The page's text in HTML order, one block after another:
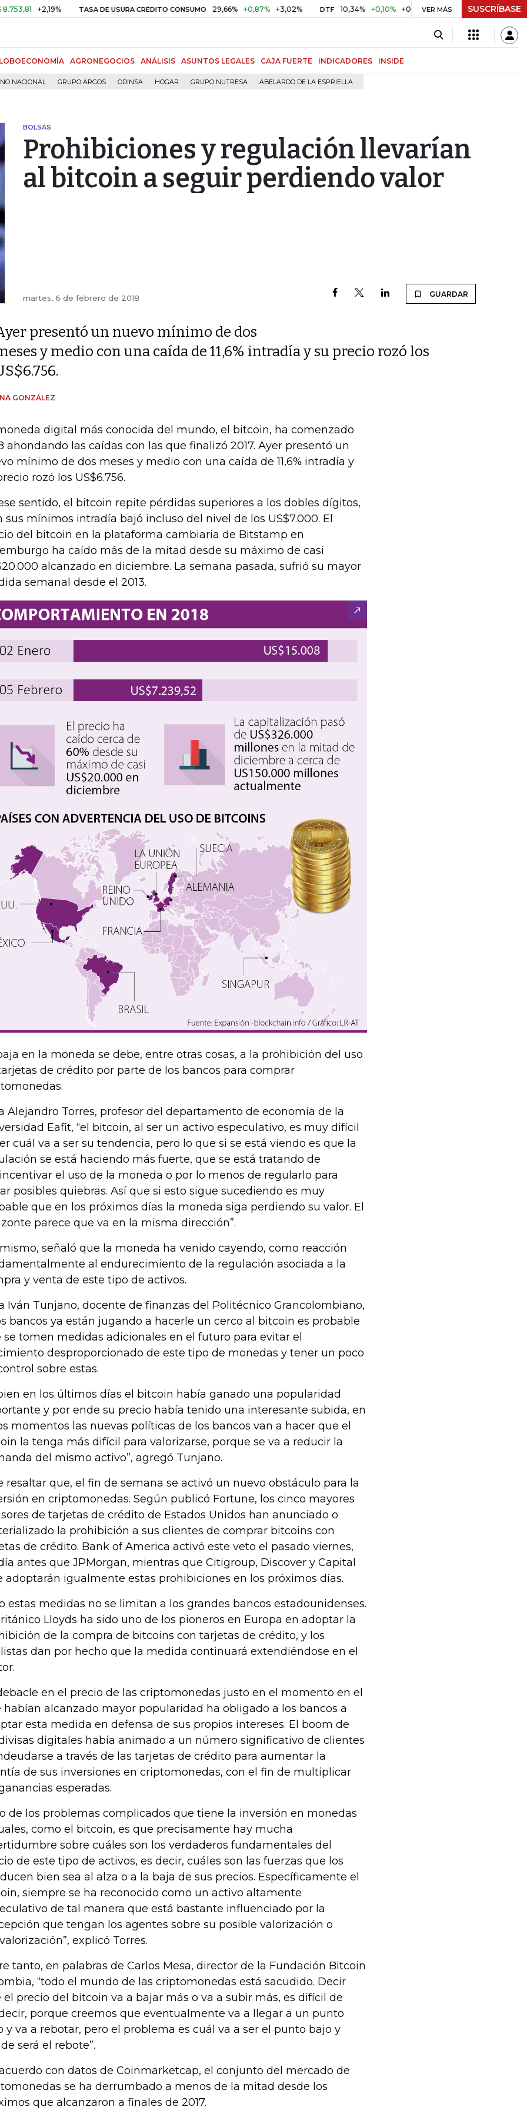
+2,19% TASA DE USURA CRÉDITO CONSUMO 29,66% +0,87% +3,02% DTF 10,34% +0,10% +0,98% UVR $ 416,96 +$ 0,05 +0,01%
VER MÁS SUSCRÍBASE
AGRONEGOCIOS ANÁLISIS ASUNTOS LEGALES CAJA FUERTE INDICADORES INSIDE
NACIONAL GRUPO ARGOS ODINSA HOGAR GRUPO NUTRESA ABELARDO DE LA ESPRIELLA
BOLSAS
Prohibiciones y regulación llevarían
al bitcoin a seguir perdiendo valor
martes, 6 de febrero de 2018 GUARDAR
presentó un nuevo mínimo de dos
y medio con una caída de 11,6% intradía y su precio rozó los
GONZÁLEZ
digital más conocida del mundo, el bitcoin, ha comenzado
ahondando las caídas con las que finalizó 2017. Ayer presentó un
mínimo de dos meses y medio con una caída de 11,6% intradía y
rozó los US$6.756.
sentido, el bitcoin repite pérdidas superiores a los dobles dígitos,
sus mínimos intradía bajó incluso del nivel de los US$7.000. El
del bitcoin en la plataforma cambiaria de Bitstamp en
ha caído más de la mitad desde su máximo de casi
alcanzado en diciembre. La semana pasada, sufrió su mayor
semanal desde el 2013.
en la moneda se debe, entre otras cosas, a la prohibición del uso
de crédito por parte de los bancos para comprar
Alejandro Torres, profesor del departamento de economía de la
Eafit, “el bitcoin, al ser un activo especulativo, es muy difícil
cuál va a ser su tendencia, pero lo que si se está viendo es que la
se está haciendo más fuerte, que se está tratando de
el uso de la moneda o por lo menos de regularlo para
posibles quiebras. Así que si esto sigue sucediendo es muy
que en los próximos días la moneda siga perdiendo su valor. El
parece que va en la misma dirección”.
señaló que la moneda ha venido cayendo, como reacción
al endurecimiento de la regulación asociada a la
y venta de este tipo de activos.
Iván Tunjano, docente de finanzas del Politécnico Grancolombiano,
bancos ya están jugando a hacerle un cerco al bitcoin es probable
se tomen medidas adicionales en el futuro para evitar el
desproporcionado de este tipo de monedas y tener un poco
sobre estas.
en los últimos días el bitcoin había ganado una popularidad
y por ende su precio había tenido una interesante subida, en
momentos las nuevas políticas de los bancos van a hacer que el
la tenga más difícil para valorizarse, porque se va a reducir la
del mismo activo”, agregó Tunjano.
resaltar que, el fin de semana se activó un nuevo obstáculo para la
en criptomonedas. Según publicó Fortune, los cinco mayores
de tarjetas de crédito de Estados Unidos han anunciado o
la prohibición a sus clientes de comprar bitcoins con
de crédito. Bank of America activó este veto el pasado viernes,
antes que JPMorgan, mientras que Citigroup, Discover y Capital
adoptarán igualmente estas prohibiciones en los próximos días.
estas medidas no se limitan a los grandes bancos estadounidenses.
Lloyds ha sido uno de los pioneros en Europa en adoptar la
de la compra de bitcoins con tarjetas de crédito, y los
dan por hecho que la medida continuará extendiéndose en el
en el precio de las criptomonedas justo en el momento en el
habían alcanzado mayor popularidad ha obligado a los bancos a
esta medida en defensa de sus propios intereses. El boom de
digitales había animado a un número significativo de clientes
a través de las tarjetas de crédito para aumentar la
de sus inversiones en criptomonedas, con el fin de multiplicar
esperadas.
de los problemas complicados que tiene la inversión en monedas
como el bitcoin, es que precisamente hay mucha
sobre cuáles son los verdaderos fundamentales del
de este tipo de activos, es decir, cuáles son las fuerzas que los
bien sea al alza o a la baja de sus precios. Específicamente el
siempre se ha reconocido como un activo altamente
de tal manera que está bastante influenciado por la
que tengan los agentes sobre su posible valorización o
explicó Torres.
tanto, en palabras de Carlos Mesa, director de la Fundación Bitcoin
“todo el mundo de las criptomonedas está sacudido. Decir
el precio del bitcoin va a bajar más o va a subir más, es difícil de
porque creemos que eventualmente va a llegar a un punto
y va a rebotar, pero el problema es cuál va a ser el punto bajo y
será el rebote”.
con datos de Coinmarketcap, el conjunto del mercado de
se ha derrumbado a menos de la mitad desde los
que alcanzaron a finales de 2017.